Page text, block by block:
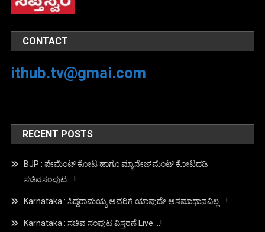
CONTACT
ithub.tv@gmai.com
RECENT POSTS
BJP : ಪೇಮೆಂಟ್ ಕೋಟ ಹಾಗೂ ಮ್ಯಾನೇಜ್‍ಮೆಂಟ್ ಕೋಟದಡಿ
ಸಚಿವಸಂಪುಟ….!
Karnataka : ಸಿದ್ದರಾಮಯ್ಯ ಅವರಿಗೆ ಯಾವುದೇ ಅಸಮಾಧಾನವಿಲ್ಲ….!
Karnataka : ಸಚಿವ ಸಂಪುಟ ವಿಸ್ತರಣೆ Live….!